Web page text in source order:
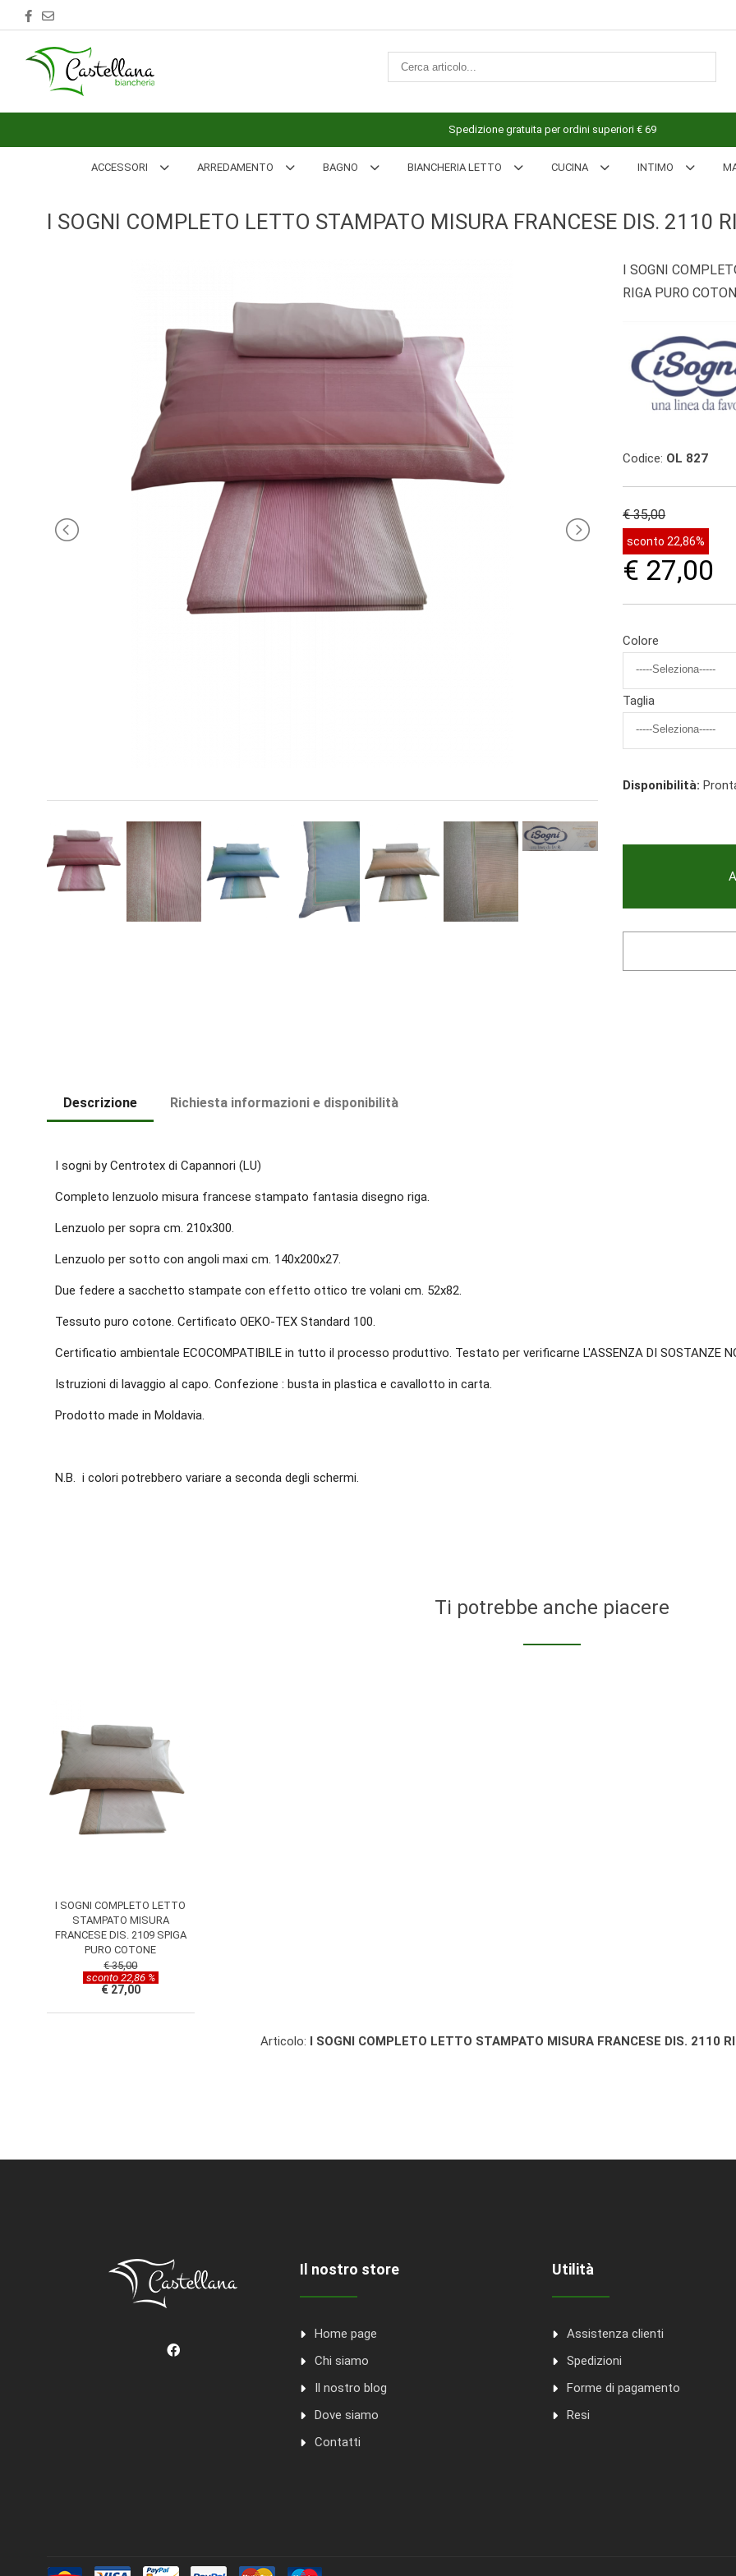
ACCESSORI
Spedizione gratuita per ordini superiori € 69
ACCESSORI ARREDAMENTO BAGNO BIANCHERIA LETTO CUCINA INTIMO
I SOGNI COMPLETO LETTO STAMPATO MISURA FRANCESE DIS. 2110
I SOGNI
RIGA PURO
Codice: OL 827
€ 35,00
sconto 22,86%
€ 27,00
Colore
Taglia
Disponibilità:
Descrizione Richiesta informazioni e disponibilità
I sogni by Centrotex di Capannori (LU)
Completo lenzuolo misura francese stampato fantasia disegno riga.
Lenzuolo per sopra cm. 210x300.
Lenzuolo per sotto con angoli maxi cm. 140x200x27.
Due federe a sacchetto stampate con effetto ottico tre volani cm. 52x82.
Tessuto puro cotone. Certificato OEKO-TEX Standard 100.
Certificatio ambientale ECOCOMPATIBILE in tutto il processo produttivo. Testato per verificarne L'ASSENZA DI SOSTANZE
Istruzioni di lavaggio al capo. Confezione : busta in plastica e cavallotto in carta.
Prodotto made in Moldavia.
N.B. i colori potrebbero variare a seconda degli schermi.
Ti potrebbe anche piacere
I SOGNI COMPLETO LETTO
STAMPATO MISURA
FRANCESE DIS. 2109 SPIGA
PURO COTONE
€ 35,00
sconto 22,86 %
€ 27,00
Articolo: I SOGNI COMPLETO LETTO STAMPATO MISURA FRANCESE DIS. 2110
Il nostro store
Home page
Chi siamo
Il nostro blog
Dove siamo
Contatti
Utilità
Assistenza clienti
Spedizioni
Forme di pagamento
Resi